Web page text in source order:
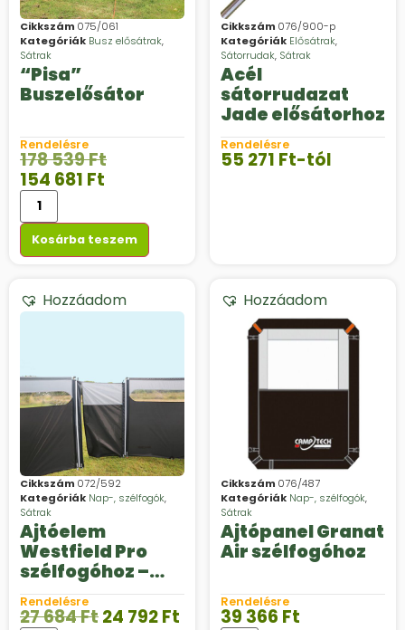
Cikkszám 075/061
Kategóriák Busz elősátrak,
Sátrak
“Pisa”
Buszelősátor
Rendelésre
178 539Ft
154 681 Ft
Kosárba teszem
Cikkszám 076/900-p
Kategóriák Elősátrak,
Sátorrudak, Sátrak
Acél
sátorrudazat
Jade elősátorhoz
Rendelésre
55 271 Ft-tól
Hozzáadom
Cikkszám 072/592
Kategóriák Nap-, szélfogók,
Sátrak
Ajtóelem
Westfield Pro
szélfogóhoz –
2074
Rendelésre
27 684Ft24 792Ft
Hozzáadom
Cikkszám 076/487
Kategóriák Nap-, szélfogók,
Sátrak
Ajtópanel Granat
Air szélfogóhoz
Rendelésre
39 366 Ft